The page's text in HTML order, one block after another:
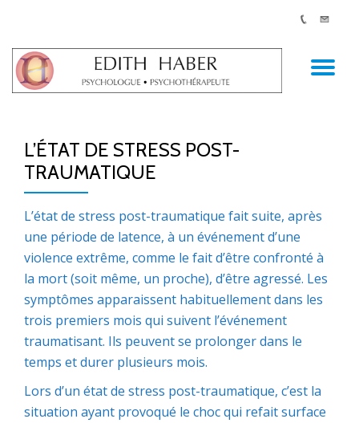
Aller
L’ÉTAT DE STRESS POST-
TRAUMATIQUE
L’état de stress post-traumatique fait suite, après
une période de latence, à un événement d’une
violence extrême, comme le fait d’être confronté à
la mort (soit même, un proche), d’être agressé. Les
symptômes apparaissent habituellement dans les
trois premiers mois qui suivent l’événement
traumatisant. Ils peuvent se prolonger dans le
temps et durer plusieurs mois.
Lors d’un état de stress post-traumatique, c’est la
situation ayant provoqué le choc qui refait surface